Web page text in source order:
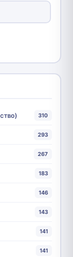
310
293
267
183
146
143
141
141